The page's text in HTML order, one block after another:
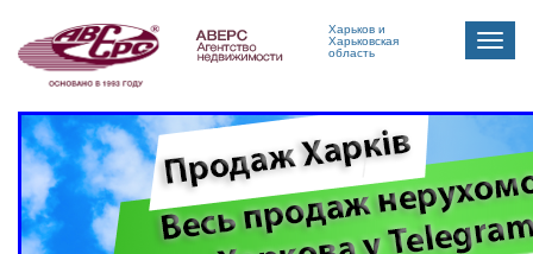
Харьков и
Харьковская
область
Toggle